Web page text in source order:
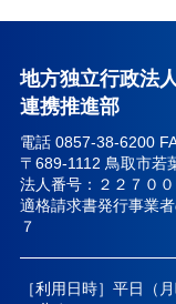
地方独立行政法
連携推進部
電話 0857-38-6200
〒689-1112 鳥取市若
法人番号：２２７０
適格請求書発行事業
７
［利用日時］平日（